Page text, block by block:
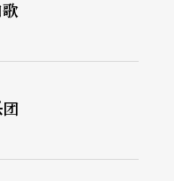
。而在阿格丽希大
和善变的性情，辗
谈论到几位他认识
释音乐是全然依赖
西，那是靠她敏锐